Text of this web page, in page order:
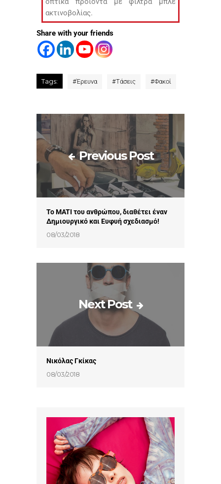
ακτινοβολίας.
Share with your friends
Tags: #Έρευνα #Τάσεις #Φακοί
Previous Post
Το MATI του ανθρώπου, διαθέτει έναν
Δημιουργικό και Ευφυή σχεδιασμό!
08/03/2018
Next Post
Νικόλας Γκίκας
08/03/2018